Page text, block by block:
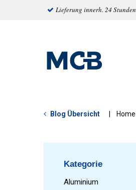
Lieferung innerh. 24 Stunden
Blog Übersicht Home
Kategorie
Aluminium